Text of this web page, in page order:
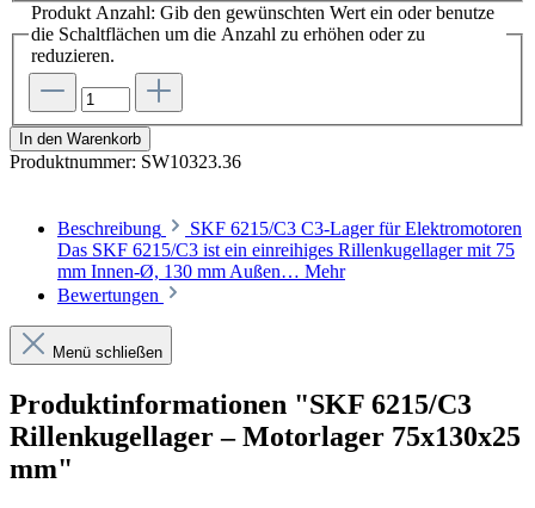
Produkt Anzahl: Gib den gewünschten Wert ein oder benutze
die Schaltflächen um die Anzahl zu erhöhen oder zu
reduzieren.
In den Warenkorb
Produktnummer: SW10323.36
Beschreibung
SKF 6215/C3 C3-Lager für Elektromotoren
Das SKF 6215/C3 ist ein einreihiges Rillenkugellager mit 75
mm Innen-Ø, 130 mm Außen… Mehr
Bewertungen
Menü schließen
Produktinformationen "SKF 6215/C3
Rillenkugellager – Motorlager 75x130x25
mm"